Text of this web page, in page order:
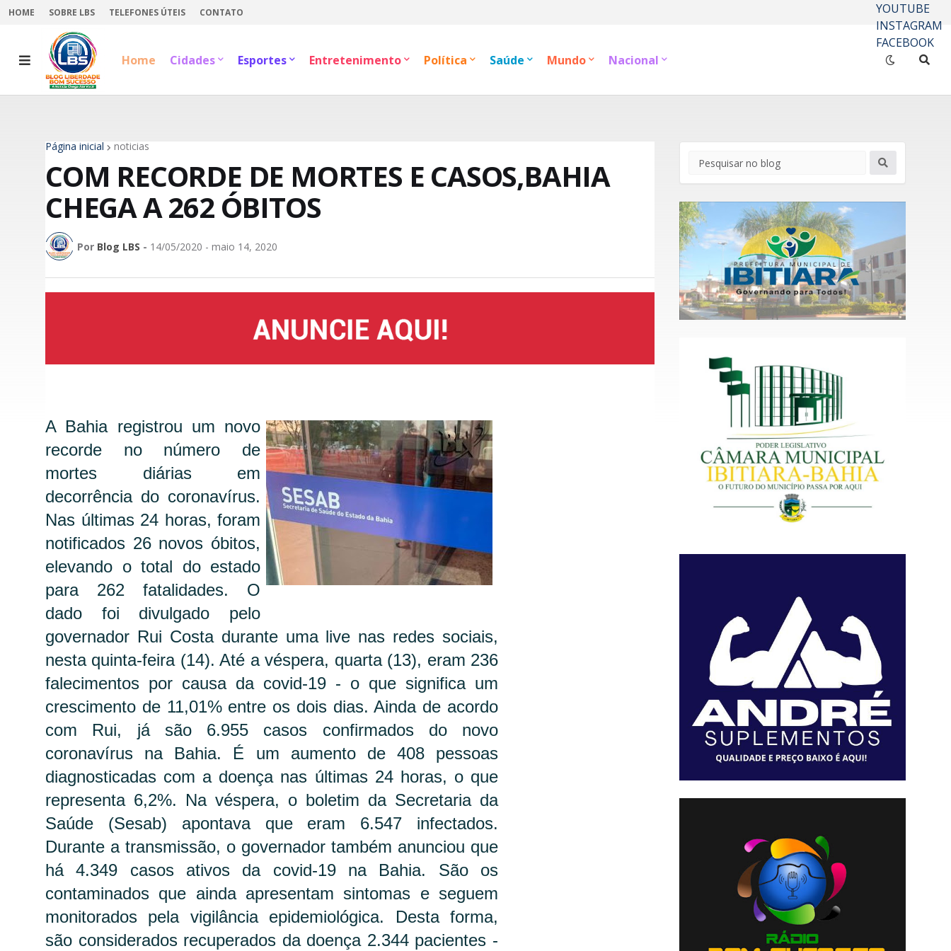
HOME SOBRE LBS TELEFONES ÚTEIS CONTATO
YOUTUBE
INSTAGRAM
FACEBOOK
Home
Cidades Esportes Entretenimento Política Saúde Mundo Nacional
Página inicial noticias
COM RECORDE DE MORTES E CASOS,BAHIA
CHEGA A 262 ÓBITOS
Por Blog LBS - 14/05/2020 - maio 14, 2020
A Bahia registrou um novo
recorde no número de
mortes diárias em
decorrência do coronavírus.
Nas últimas 24 horas, foram
notificados 26 novos óbitos,
elevando o total do estado
para 262 fatalidades. O
dado foi divulgado pelo
governador Rui Costa durante uma live nas redes sociais,
nesta quinta-feira (14). Até a véspera, quarta (13), eram 236
falecimentos por causa da covid-19 - o que significa um
crescimento de 11,01% entre os dois dias. Ainda de acordo
com Rui, já são 6.955 casos confirmados do novo
coronavírus na Bahia. É um aumento de 408 pessoas
diagnosticadas com a doença nas últimas 24 horas, o que
representa 6,2%. Na véspera, o boletim da Secretaria da
Saúde (Sesab) apontava que eram 6.547 infectados.
Durante a transmissão, o governador também anunciou que
há 4.349 casos ativos da covid-19 na Bahia. São os
contaminados que ainda apresentam sintomas e seguem
monitorados pela vigilância epidemiológica. Desta forma,
são considerados recuperados da doença 2.344 pacientes -